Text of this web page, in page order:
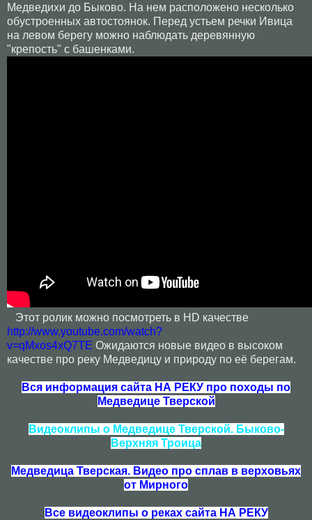
Медведихи до Быково. На нем расположено несколько
обустроенных автостоянок. Перед устьем речки Ивица
на левом берегу можно наблюдать деревянную
"крепость" с башенками.
Этот ролик можно посмотреть в HD качестве
http://www.youtube.com/watch?
v=qMxos4xQ7TE Ожидаются новые видео в высоком
качестве про реку Медведицу и природу по её берегам.
Вся информация сайта НА РЕКУ про походы по
Медведице Тверской
Видеоклипы о Медведице Тверской. Быково-
Верхняя Троица
Медведица Тверская. Видео про сплав в верховьях
от Мирного
Все видеоклипы о реках сайта НА РЕКУ